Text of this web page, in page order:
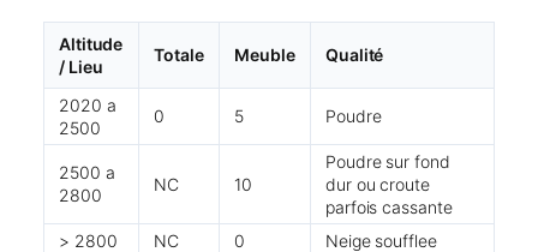
Altitude
/ Lieu
Totale Meuble Qualité
2020 a
2500
0 5 Poudre
2500 a
2800
NC 10
Poudre sur fond
dur ou croute
parfois cassante
> 2800
NC 0 Neige soufflee